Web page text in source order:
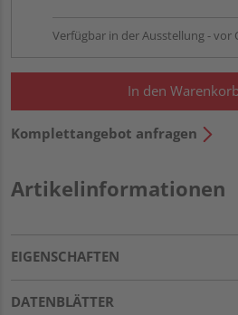
Verfügbar in der Ausstellung - vor
In den Warenkorb
Komplettangebot anfragen
Artikelinformationen
EIGENSCHAFTEN
DATENBLÄTTER